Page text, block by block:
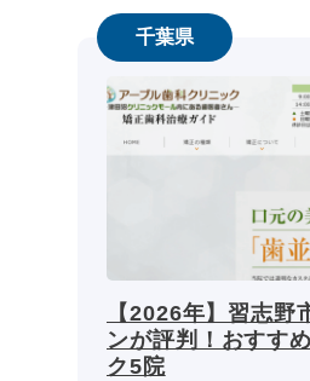
千葉県
【2026年】習志野
ンが評判！おすす
ク5院